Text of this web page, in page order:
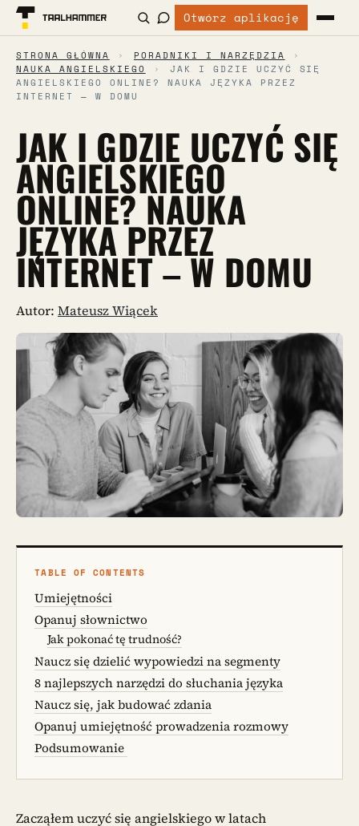
Otwórz aplikację
STRONA GŁÓWNA › PORADNIKI I NARZĘDZIA
›
NAUKA ANGIELSKIEGO
›
JAK I GDZIE UCZYĆ SIĘ
ANGIELSKIEGO ONLINE? NAUKA JĘZYKA PRZEZ
INTERNET – W DOMU
JAK I GDZIE UCZYĆ SIĘ
ANGIELSKIEGO
ONLINE? NAUKA
JĘZYKA PRZEZ
INTERNET – W DOMU
Autor: Mateusz Wiącek
TABLE OF CONTENTS
Umiejętności
Opanuj słownictwo
Jak pokonać tę trudność?
Naucz się dzielić wypowiedzi na segmenty
8 najlepszych narzędzi do słuchania języka
Naucz się, jak budować zdania
Opanuj umiejętność prowadzenia rozmowy
Podsumowanie
Zacząłem uczyć się angielskiego w latach